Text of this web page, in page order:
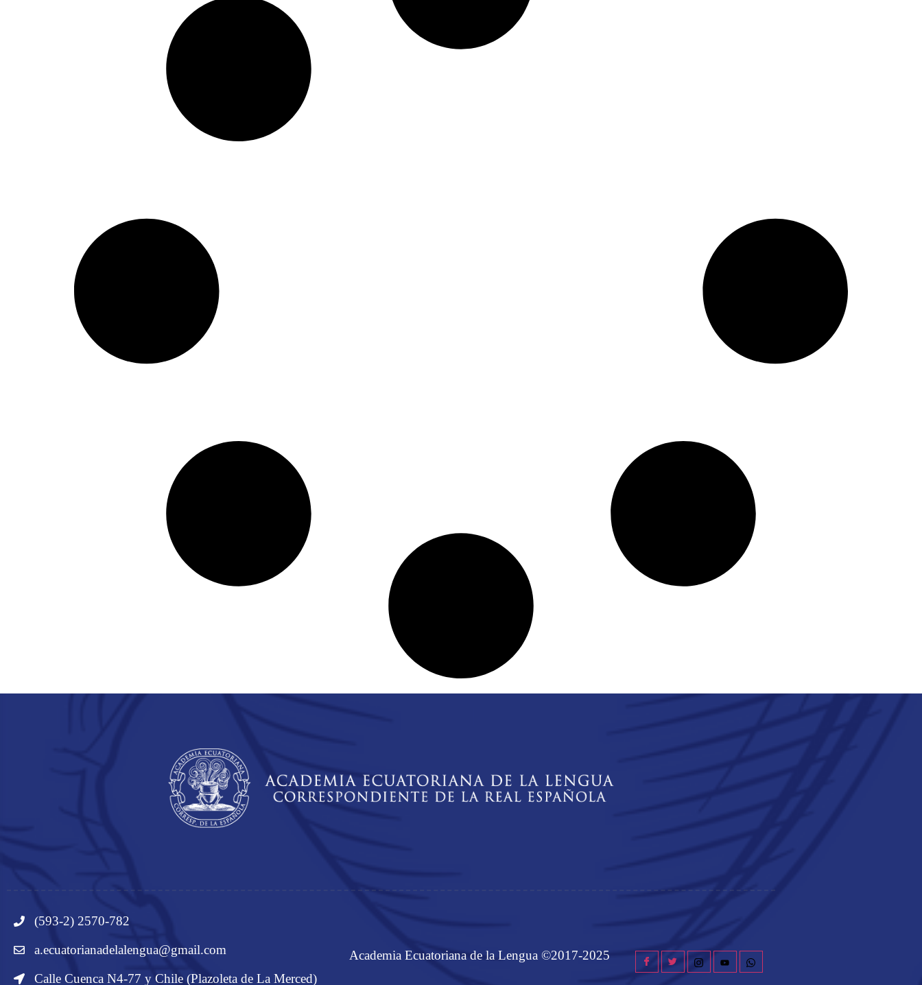
(593-2) 2570-782
a.ecuatorianadelalengua@gmail.com
Calle Cuenca N4-77 y Chile (Plazoleta de La Merced)
Academia Ecuatoriana de la Lengua ©2017-2025